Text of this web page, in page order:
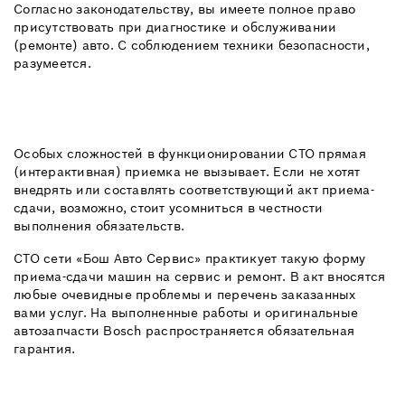
Согласно законодательству, вы имеете полное право
присутствовать при диагностике и обслуживании
(ремонте) авто. С соблюдением техники безопасности,
разумеется.
Особых сложностей в функционировании СТО прямая
(интерактивная) приемка не вызывает. Если не хотят
внедрять или составлять соответствующий акт приема-
сдачи, возможно, стоит усомниться в честности
выполнения обязательств.
СТО сети «Бош Авто Сервис» практикует такую форму
приема-сдачи машин на сервис и ремонт. В акт вносятся
любые очевидные проблемы и перечень заказанных
вами услуг. На выполненные работы и оригинальные
автозапчасти Bosch распространяется обязательная
гарантия.